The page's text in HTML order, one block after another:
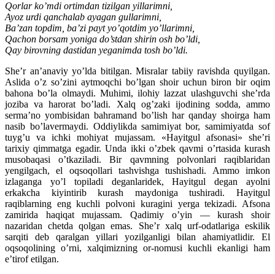
Qorlar ko’mdi ortimdan tizilgan yillarimni,
Ayoz urdi qanchalab ayagan gullarimni,
Ba’zan topdim, ba’zi payt yo’qotdim yo’llarimni,
Qachon borsam yoniga do’stdan shirin osh bo’ldi,
Qay birovning dastidan yeganimda tosh bo’ldi.
She’r an’anaviy yo’lda bitilgan. Misralar tabiiy ravishda quyilgan.
Aslida o’z so’zini aytmoqchi bo’lgan shoir uchun biron bir oqim
bahona bo’la olmaydi. Muhimi, ilohiy lazzat ulashguvchi she’rda
joziba va harorat bo’ladi. Xalq og’zaki ijodining sodda, ammo
serma’no yombisidan bahramand bo’lish har qanday shoirga ham
nasib bo’lavermaydi. Oddiylikda samimiyat bor, samimiyatda sof
tuyg’u va ichki mohiyat mujassam. «Hayitgul afsonasi» she’ri
tarixiy qimmatga egadir. Unda ikki o’zbek qavmi o’rtasida kurash
musobaqasi o’tkaziladi. Bir qavmning polvonlari raqiblaridan
yengilgach, el oqsoqollari tashvishga tushishadi. Ammo imkon
izlaganga yo’l topiladi deganlaridek, Hayitgul degan ayolni
erkakcha kiyintirib kurash maydoniga tushiradi. Hayitgul
raqiblarning eng kuchli polvoni kuragini yerga tekizadi. Afsona
zamirida haqiqat mujassam. Qadimiy o’yin — kurash shoir
nazaridan chetda qolgan emas. She’r xalq urf-odatlariga eskilik
sarqiti deb qaralgan yillari yozilganligi bilan ahamiyatlidir. El
oqsoqolining o’rni, xalqimizning or-nomusi kuchli ekanligi ham
e’tirof etilgan.